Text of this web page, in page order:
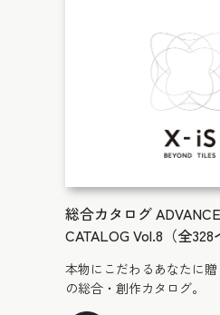
総合カタログ
CATALOG Vol.8（全328
本物にこだわるあなたに
の総合・創作カタログ。